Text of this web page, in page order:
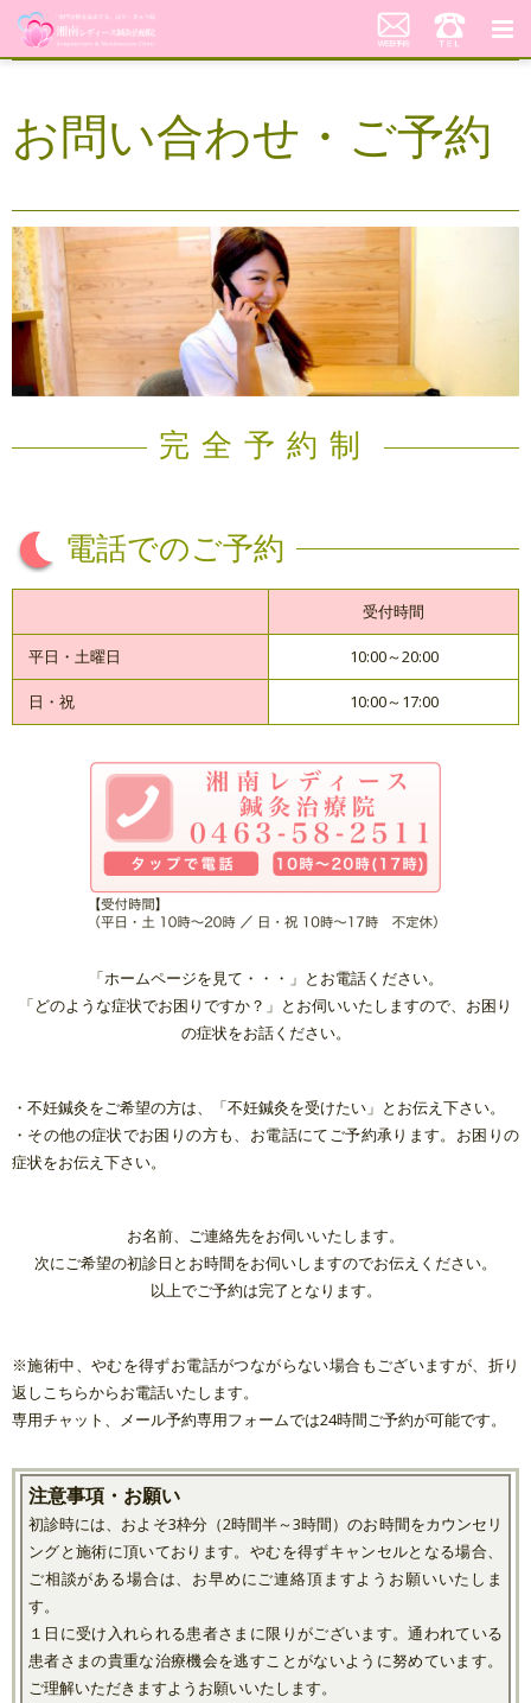
代表あいさつ「不妊鍼灸への想い」
料金案内
患者さんの声
アクセス
お問い合わせ・ご予約
完全予約制
電話でのご予約
受付時間
平日・土曜日 10:00～20:00
日・祝 10:00～17:00
「ホームページを見て・・・」とお電話ください。
「どのような症状でお困りですか？」とお伺いいたしますので、お困り
の症状をお話ください。
・不妊鍼灸をご希望の方は、「不妊鍼灸を受けたい」とお伝え下さい。
・その他の症状でお困りの方も、お電話にてご予約承ります。お困りの
症状をお伝え下さい。
お名前、ご連絡先をお伺いいたします。
次にご希望の初診日とお時間をお伺いしますのでお伝えください。
以上でご予約は完了となります。
※施術中、やむを得ずお電話がつながらない場合もございますが、折り
返しこちらからお電話いたします。
専用チャット、メール予約専用フォームでは24時間ご予約が可能です。
注意事項・お願い
初診時には、およそ3枠分（2時間半～3時間）のお時間をカウンセリ
ングと施術に頂いております。やむを得ずキャンセルとなる場合、
ご相談がある場合は、お早めにご連絡頂ますようお願いいたしま
す。
１日に受け入れられる患者さまに限りがございます。通われている
患者さまの貴重な治療機会を逃すことがないように努めています。
ご理解いただきますようお願いいたします。